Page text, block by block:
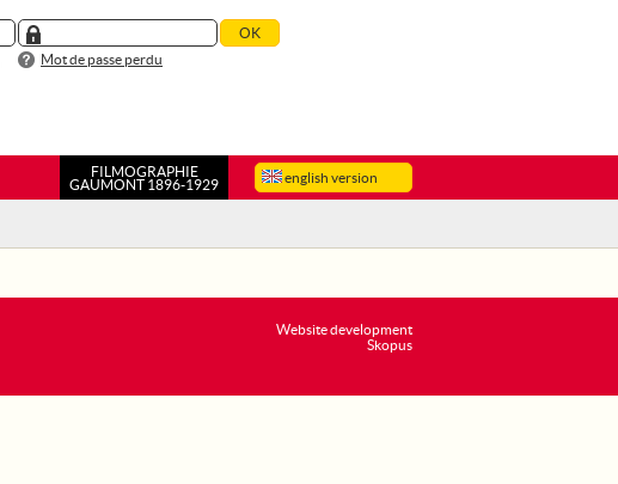
Mot de passe perdu
english version
FILMOGRAPHIE
GAUMONT 1896-1929
Website development
Skopus